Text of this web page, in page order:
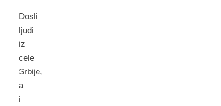
Dosli
ljudi
iz
cele
Srbije,
a
i